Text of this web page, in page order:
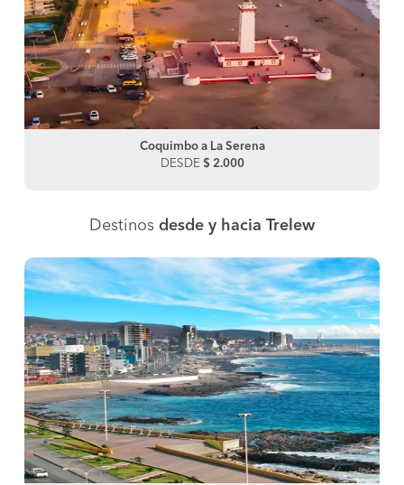
Coquimbo a La Serena
DESDE $ 2.000
Destinos desde y hacia Trelew